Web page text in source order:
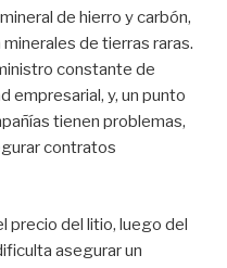
de hierro y carbón,
de tierras raras.
constante de
empresarial, y, un punto
tienen problemas,
contratos
precio del litio, luego del
asegurar un